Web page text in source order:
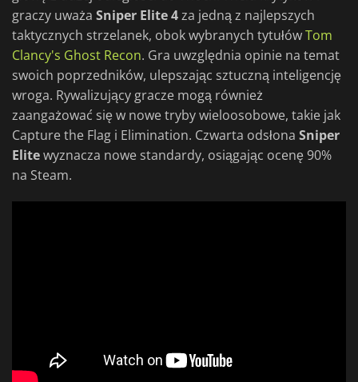
graczy uważa Sniper Elite 4za jedną z najlepszych
taktycznych strzelanek, obok wybranych tytułówTom
Clancy's Ghost Recon. Gra uwzględnia opinie na temat
swoich poprzedników, ulepszając sztuczną inteligencję
wroga. Rywalizujący gracze mogą również
zaangażować się w nowe tryby wieloosobowe, takie jak
Capture the Flag i Elimination. Czwarta odsłona Sniper
Elitewyznacza nowe standardy, osiągając ocenę 90%
na Steam.